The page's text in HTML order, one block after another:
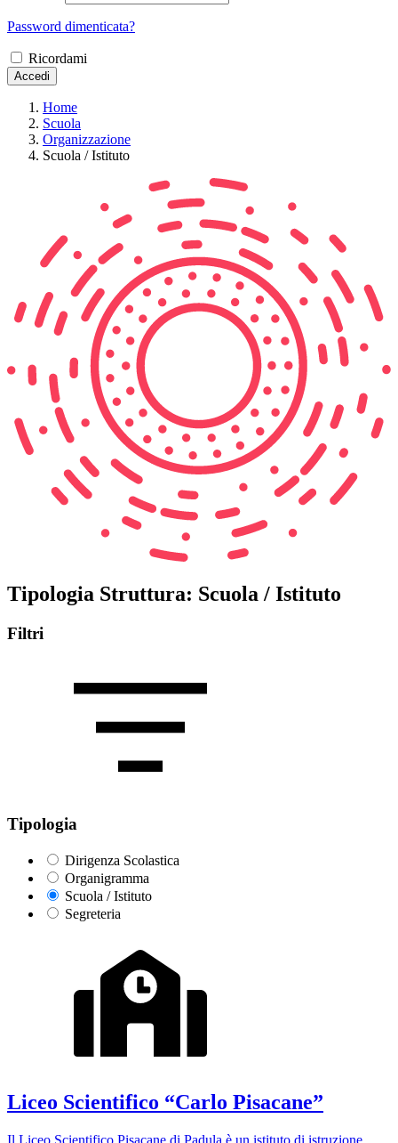
Password dimenticata?
Ricordami
Accedi
Home
Scuola
Organizzazione
Scuola / Istituto
Tipologia Struttura: Scuola / Istituto
Filtri
Tipologia
Dirigenza Scolastica
Organigramma
Scuola / Istituto
Segreteria
Liceo Scientifico “Carlo Pisacane”